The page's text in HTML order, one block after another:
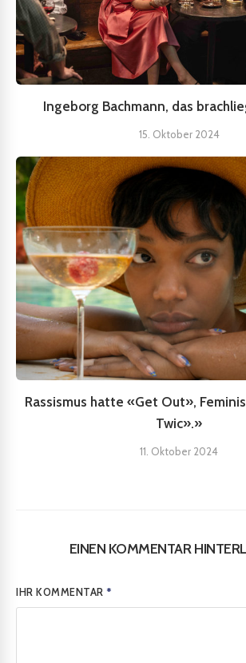
Ingeborg Bachmann, das
15. Oktober 2024
Rassismus hatte «Get Out»,
Twic».»
11. Oktober 2024
EINEN KOMMENTAR
IHR KOMMENTAR*